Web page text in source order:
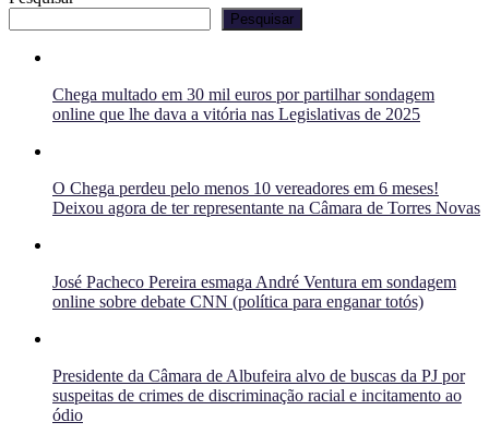
Pesquisar
Chega multado em 30 mil euros por partilhar sondagem
online que lhe dava a vitória nas Legislativas de 2025
O Chega perdeu pelo menos 10 vereadores em 6 meses!
Deixou agora de ter representante na Câmara de Torres Novas
José Pacheco Pereira esmaga André Ventura em sondagem
online sobre debate CNN (política para enganar totós)
Presidente da Câmara de Albufeira alvo de buscas da PJ por
suspeitas de crimes de discriminação racial e incitamento ao
ódio